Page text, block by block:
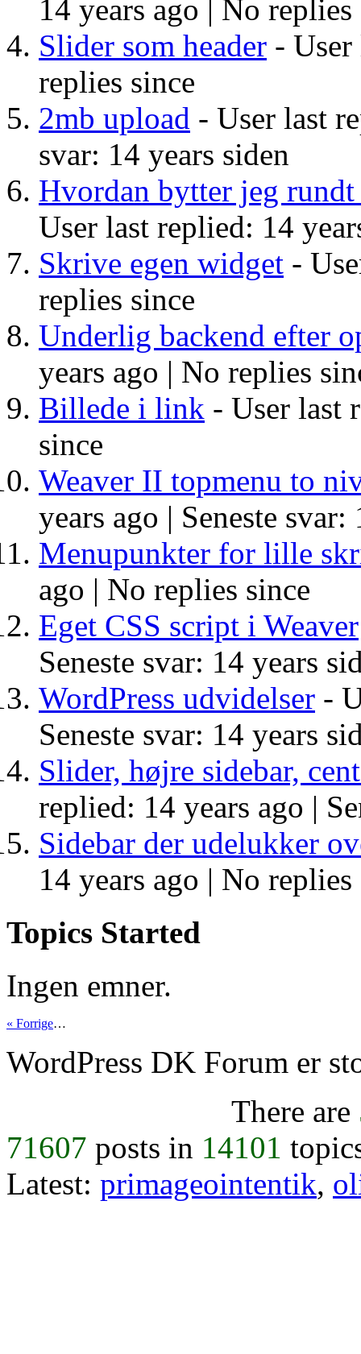
14 years ago | No replies
Slider som header -
replies since
2mb upload - User last
svar: 14 years siden
Hvordan bytter jeg
User last replied: 14
Skrive egen widget -
replies since
Underlig backend efter
years ago | No replies
Billede i link - User last
since
Weaver II topmenu to
years ago | Seneste svar:
Menupunkter for lille
ago | No replies since
Eget CSS script i Weaver
Seneste svar: 14 years
WordPress udvidelser -
Seneste svar: 14 years
Slider, højre sidebar,
replied: 14 years ago |
Sidebar der udelukker
14 years ago | No replies
Topics Started
Ingen emner.
« Forrige…
WordPress DK Forum er
There are
71607 posts in 14101
Latest: primageointentik,